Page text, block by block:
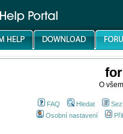
O
FAQ Hledat
Osobní nastavení